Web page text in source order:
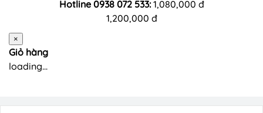
Hotline 0938 072 533:1,080,000 đ
1,200,000 đ
×
Giỏ hàng
loading...